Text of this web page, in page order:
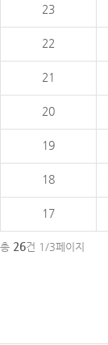
23
22
21
20
19
18
17
총 26건 1/3페이지